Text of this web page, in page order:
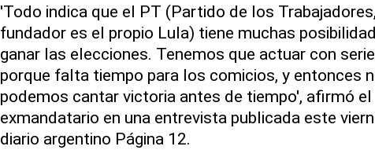
'Todo indica que el PT (Partido de los
fundador es el propio Lula) tiene muchas
ganar las elecciones. Tenemos que actuar con
porque falta tiempo para los comicios, y entonces
podemos cantar victoria antes de tiempo', afirmó el
exmandatario en una entrevista publicada este
diario argentino Página 12.